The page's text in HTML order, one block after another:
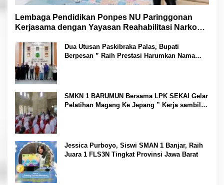
Lembaga Pendidikan Ponpes NU Paringgonan
Kerjasama dengan Yayasan Reahabilitasi Narkoba
Dua Utusan Paskibraka Palas, Bupati
Berpesan ” Raih Prestasi Harumkan Nama
SMKN 1 BARUMUN Bersama LPK SEKAI Gelar
Pelatihan Magang Ke Jepang ” Kerja sambil
Jessica Purboyo, Siswi SMAN 1 Banjar, Raih
Juara 1 FLS3N Tingkat Provinsi Jawa Barat